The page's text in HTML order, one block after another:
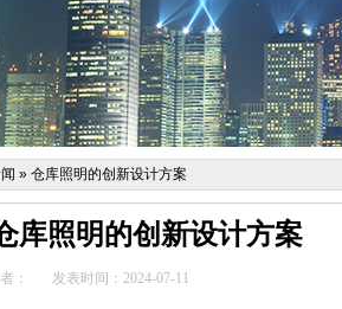
» 仓库照明的创新设计方案
库照明的创新设计方案
： 发表时间：2024-07-11